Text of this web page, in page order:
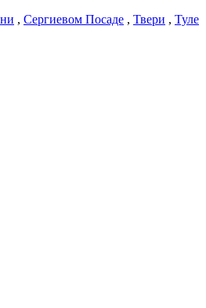
, Сергиевом Посаде , Твери , Туле